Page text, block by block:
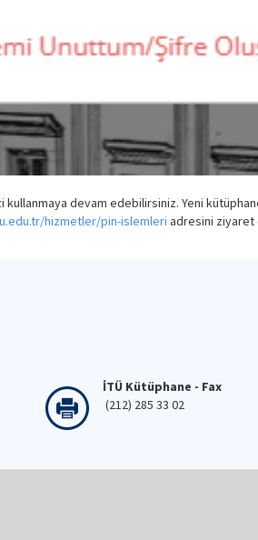
devam edebilirsiniz. Yeni
hizmetler/pin-islemleri adresini ziyaret
İTÜ Kütüphane - Fax
(212) 285 33 02